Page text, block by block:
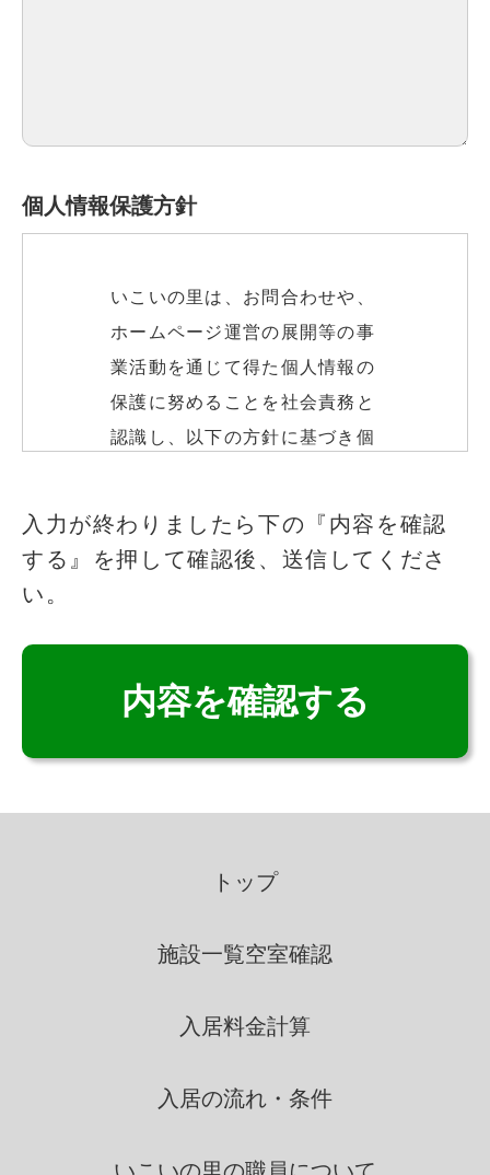
個人情報保護方針
いこいの里は、お問合わせや、
ホームページ運営の展開等の事
業活動を通じて得た個人情報の
保護に努めることを社会責務と
認識し、以下の方針に基づき個
個人情報の取得
致します。
個人情報の利用
の際に示した利用目的の範囲
者間との間で共同利用し、ま
者に依託する場合には、当該
第三者につき厳正な調査を行
ために、適正な監督を行いま
このフィールドは空のままにしてください
入力が終わりましたら下の『内容を確認
する』を押して確認後、送信してくださ
い。
トップ
施設一覧空室確認
入居料金計算
入居の流れ・条件